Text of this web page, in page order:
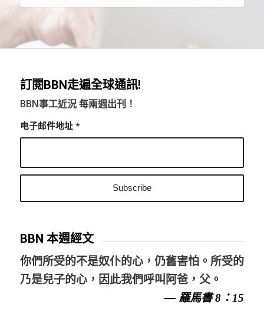
訂閱BBN走遍全球通訊!
BBN事工近況 每兩週出刊！
电子邮件地址 *
BBN 本週經文
你們所受的不是奴仆的心，仍舊害怕。所受的
乃是兒子的心，因此我們呼叫阿爸，父。
— 羅馬書 8：15